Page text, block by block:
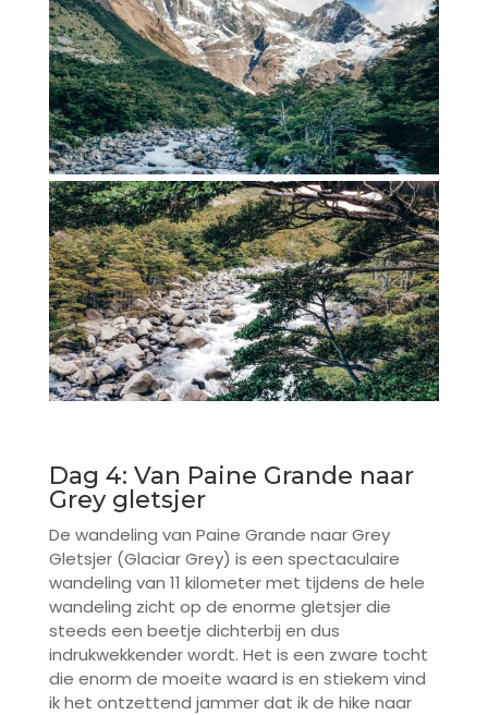
Dag 4: Van Paine Grande naar
Grey gletsjer
De wandeling van Paine Grande naar Grey
Gletsjer (Glaciar Grey) is een spectaculaire
wandeling van 11 kilometer met tijdens de hele
wandeling zicht op de enorme gletsjer die
steeds een beetje dichterbij en dus
indrukwekkender wordt. Het is een zware tocht
die enorm de moeite waard is en stiekem vind
ik het ontzettend jammer dat ik de hike naar